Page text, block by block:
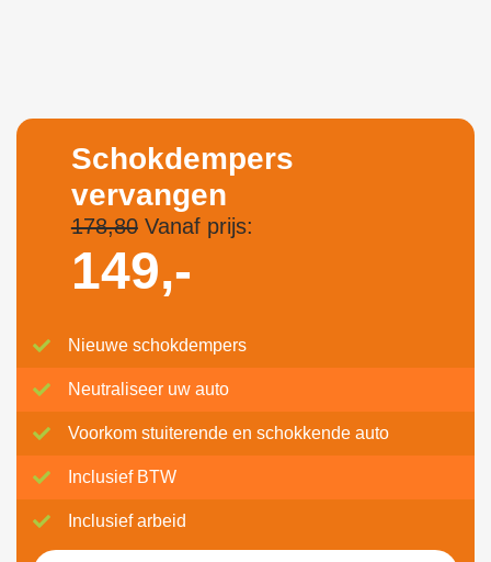
Schokdempers
vervangen
178,80Vanaf prijs:
149,-
Nieuwe schokdempers
Neutraliseer uw auto
Voorkom stuiterende en schokkende auto
Inclusief BTW
Inclusief arbeid